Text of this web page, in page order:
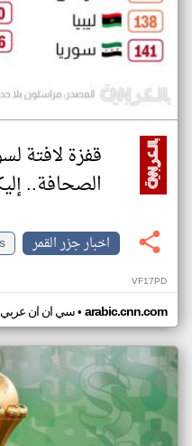
قفزة لافتة
الصحافة..
اخبار جزر القمر
VF17PD
سي ان ان عربي• arabic.cnn.com